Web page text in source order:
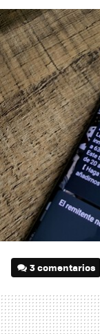
3 comentarios